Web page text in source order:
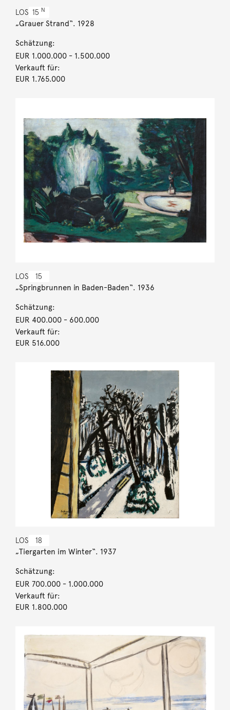
LOS 15 N
„Grauer Strand“. 1928
Schätzung:
EUR 1.000.000- 1.500.000
Verkauft für:
EUR 1.765.000
LOS 15
„Springbrunnen in Baden-Baden“. 1936
Schätzung:
EUR 400.000- 600.000
Verkauft für:
EUR 516.000
LOS 18
„Tiergarten im Winter“. 1937
Schätzung:
EUR 700.000- 1.000.000
Verkauft für:
EUR 1.800.000